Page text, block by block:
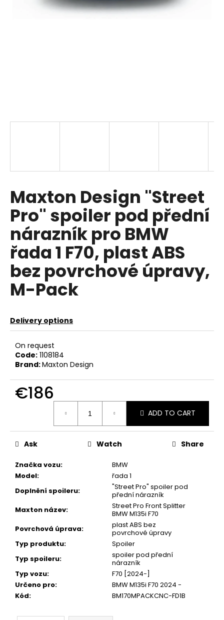
Maxton Design "Street
Pro" spoiler pod přední
nárazník pro BMW
řada 1 F70, plast ABS
bez povrchové úpravy,
M-Pack
Delivery options
On request
Code: 1108184
Brand:Maxton Design
€186
ADD TO CART
Značka vozu:
BMW
Model:
řada 1
Doplnění spoileru:
"Street Pro" spoiler pod
přední nárazník
Maxton název:
Street Pro Front Splitter
BMW M135i F70
Povrchová úprava:
plast ABS bez
povrchové úpravy
Typ produktu:
Spoiler
Typ spoileru:
spoiler pod přední
nárazník
Typ vozu:
F70 [2024-]
Určeno pro:
BMW M135i F70 2024 -
Kód: BM170MPACKCNC-FD1B
Ask Watch Share
e
r
e
c
o
m
m
e
n
d
KILL
ALL
WIPERS
ZÁSLEPKA
STĚRAČE
€40